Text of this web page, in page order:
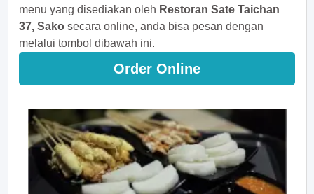
menu yang disediakan oleh Restoran Sate Taichan
37, Sako secara online, anda bisa pesan dengan
melalui tombol dibawah ini.
Order Online